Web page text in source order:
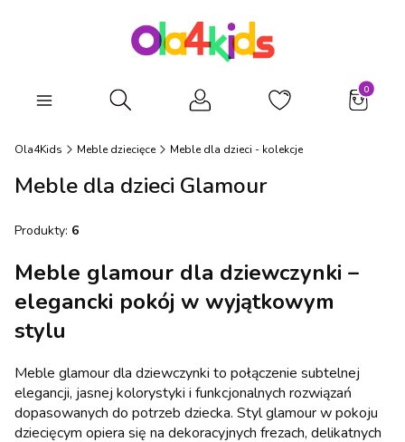
Otwórz wyszukiwarkę
Ola4Kids Meble dziecięce Meble dla dzieci - kolekcje
Meble dla dzieci Glamour
Produkty: 6
Meble glamour dla dziewczynki –
elegancki pokój w wyjątkowym
stylu
Meble glamour dla dziewczynki to połączenie subtelnej
elegancji, jasnej kolorystyki i funkcjonalnych rozwiązań
dopasowanych do potrzeb dziecka. Styl glamour w pokoju
dziecięcym opiera się na dekoracyjnych frezach, delikatnych